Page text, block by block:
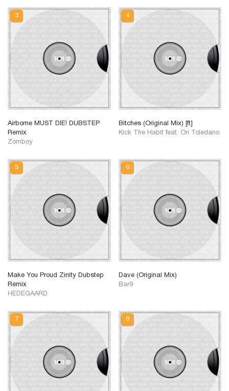
Airborne MUST DIE! DUBSTEP
Remix
Zomboy
Bitches (Original Mix) [ft]
Kick The Habit feat. Ori Toledano
Make You Proud Zinity Dubstep
Remix
HEDEGAARD
Dave (Original Mix)
Bar9